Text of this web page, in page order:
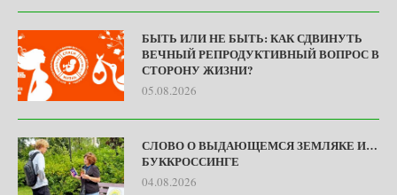
БЫТЬ ИЛИ НЕ БЫТЬ: КАК СДВИНУТЬ
ВЕЧНЫЙ РЕПРОДУКТИВНЫЙ ВОПРОС В
СТОРОНУ ЖИЗНИ?
05.08.2026
СЛОВО О ВЫДАЮЩЕМСЯ ЗЕМЛЯКЕ И…
БУККРОССИНГЕ
04.08.2026